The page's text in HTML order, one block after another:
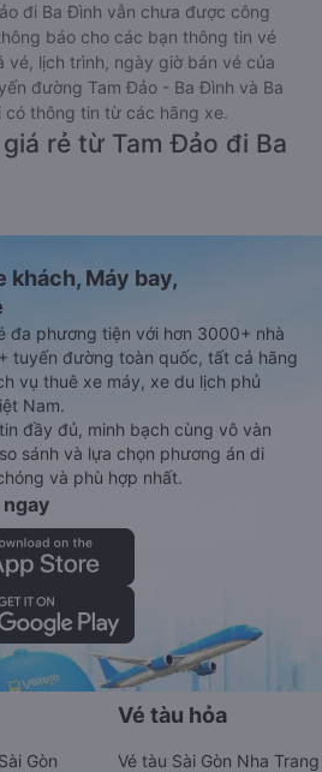
đi Ba Đình vẫn chưa được công
báo cho các bạn thông tin vé
vé, lịch trình, ngày giờ bán vé của
đường Tam Đảo - Ba Đình và Ba
thông tin từ các hãng xe.
rẻ từ Tam Đảo đi Ba
khách, Máy bay,
đa phương tiện với hơn 3000+ nhà
tuyến đường toàn quốc, tất cả hãng
vụ thuê xe máy, xe du lịch phủ
Nam.
đầy đủ, minh bạch cùng vô vàn
sánh và lựa chọn phương án di
và phù hợp nhất.
Gòn
Vé tàu hỏa
Vé tàu Sài Gòn Nha Trang